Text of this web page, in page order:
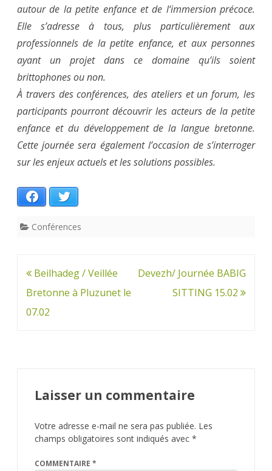
autour de la petite enfance et de l‘immersion précoce.
Elle s’adresse à tous, plus particulièrement aux
professionnels de la petite enfance, et aux personnes
ayant un projet dans ce domaine qu’ils soient
brittophones ou non.
À travers des conférences, des ateliers et un forum, les
participants pourront découvrir les acteurs de la petite
enfance et du développement de la langue bretonne.
Cette journée sera également l’occasion de s’interroger
sur les enjeux actuels et les solutions possibles.
Facebook
Conférences
Navigation
de
l’article
Beilhadeg / Veillée
Bretonne à Pluzunet le
07.02
Devezh/ Journée BABIG
SITTING 15.02
Laisser un commentaire
Votre adresse e-mail ne sera pas publiée. Les
champs obligatoires sont indiqués avec *
COMMENTAIRE *